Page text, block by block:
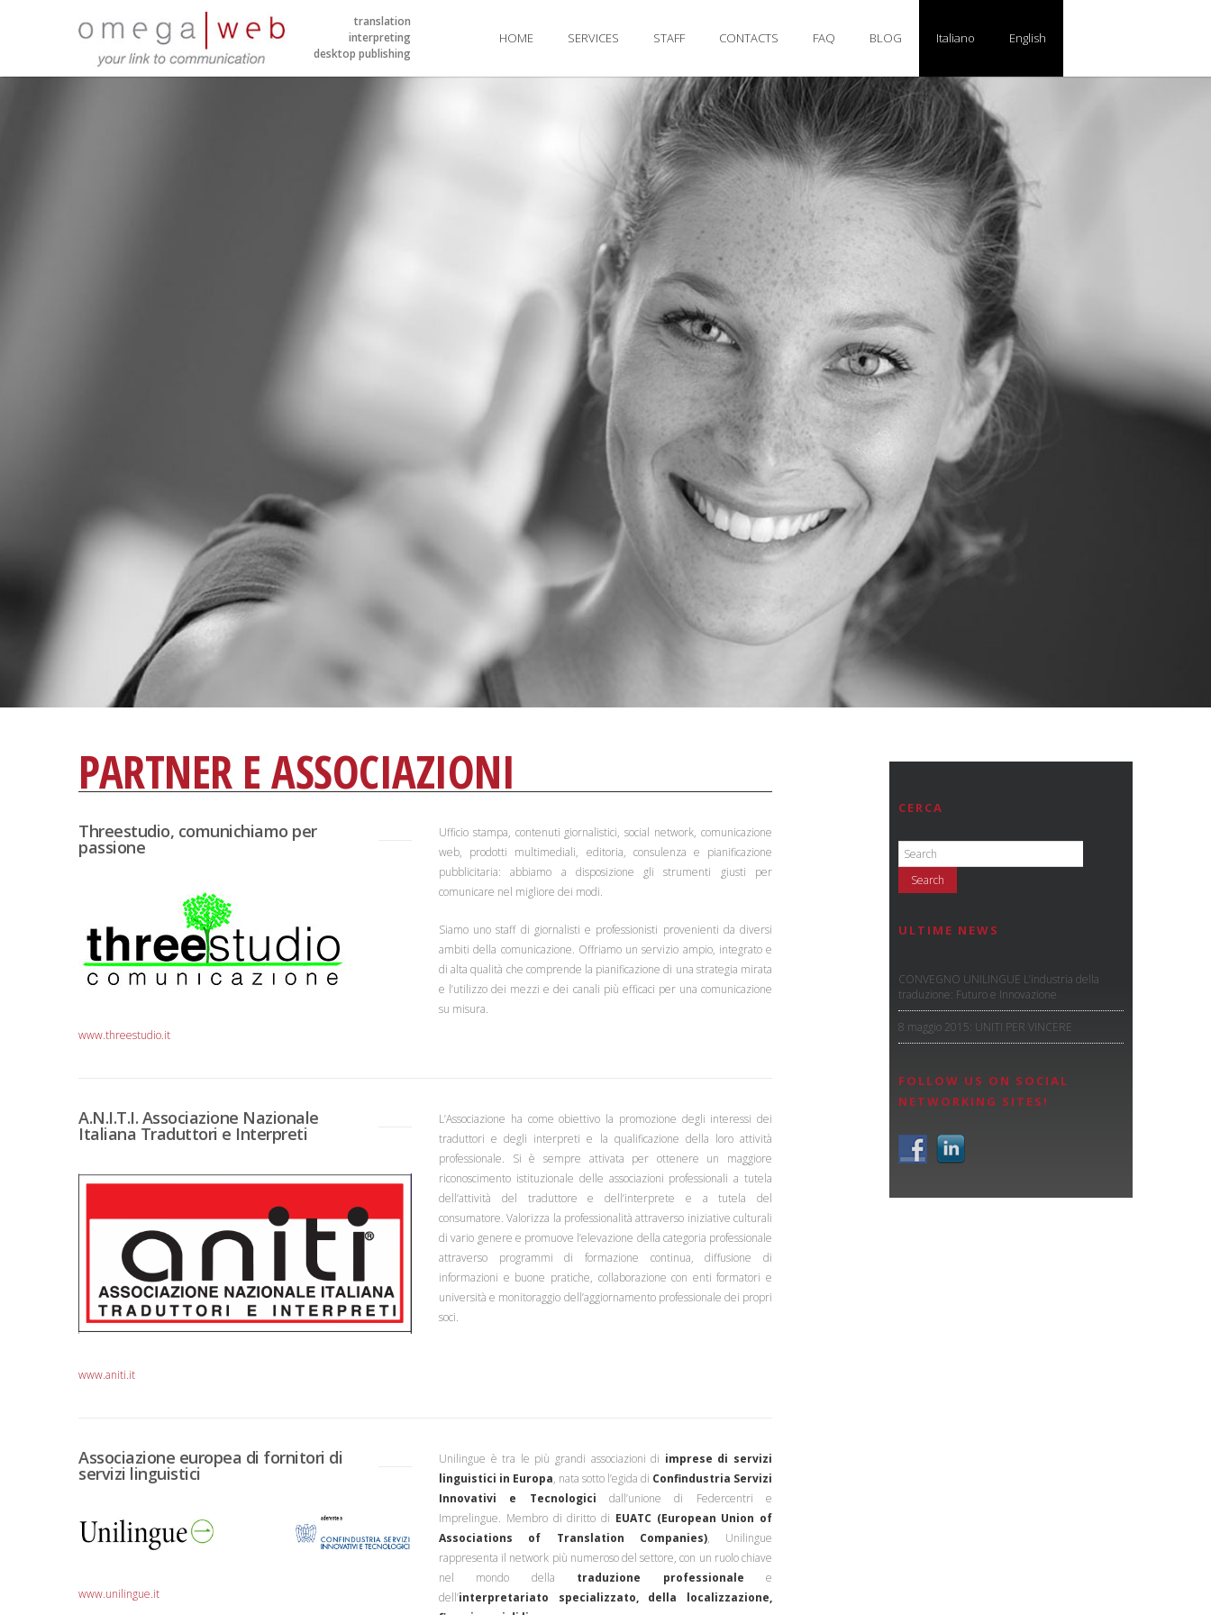
translation
interpreting
desktop publishing
HOME SERVICES STAFF CONTACTS FAQ BLOG Italiano English
PARTNER E ASSOCIAZIONI
Threestudio, comunichiamo per
passione
www.threestudio.it
Ufficio stampa, contenuti giornalistici, social network, comunicazione
web, prodotti multimediali, editoria, consulenza e pianificazione
pubblicitaria: abbiamo a disposizione gli strumenti giusti per
comunicare nel migliore dei modi.
Siamo uno staff di giornalisti e professionisti provenienti da diversi
ambiti della comunicazione. Offriamo un servizio ampio, integrato e
di alta qualità che comprende la pianificazione di una strategia mirata
e l’utilizzo dei mezzi e dei canali più efficaci per una comunicazione
su misura.
A.N.I.T.I. Associazione Nazionale
Italiana Traduttori e Interpreti
www.aniti.it
L’Associazione ha come obiettivo la promozione degli interessi dei
traduttori e degli interpreti e la qualificazione della loro attività
professionale. Si è sempre attivata per ottenere un maggiore
riconoscimento istituzionale delle associazioni professionali a tutela
dell’attività del traduttore e dell’interprete e a tutela del
consumatore. Valorizza la professionalità attraverso iniziative culturali
di vario genere e promuove l’elevazione della categoria professionale
attraverso programmi di formazione continua, diffusione di
informazioni e buone pratiche, collaborazione con enti formatori e
università e monitoraggio dell’aggiornamento professionale dei propri
soci.
Associazione europea di fornitori di
servizi linguistici
www.unilingue.it
Unilingue è tra le più grandi associazioni di imprese di servizi
linguistici in Europa, nata sotto l’egida di Confindustria Servizi
Innovativi e Tecnologici dall’unione di Federcentri e
Imprelingue. Membro di diritto di EUATC (European Union of
Associations of Translation Companies), Unilingue
rappresenta il network più numeroso del settore, con un ruolo chiave
nel mondo della traduzione professionale e
dell’interpretariato specializzato, della localizzazione,
CERCA
ULTIME NEWS
CONVEGNO UNILINGUE L’industria della
traduzione: Futuro e Innovazione
8 maggio 2015: UNITI PER VINCERE
FOLLOW US ON SOCIAL
NETWORKING SITES!